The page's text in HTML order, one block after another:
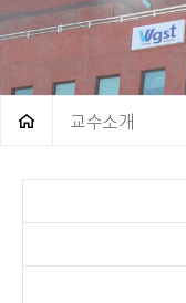
교수소개